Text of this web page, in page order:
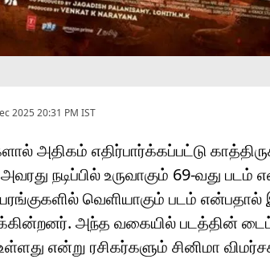
2025 20:31 PM IST
அதிகம் எதிர்பார்க்கப்பட்டு
நடிப்பில் உருவாகும் 69-வது படம்
வெளியாகும் படம்
அந்த வகையில் படத்தின்
என்று ரசிகர்களும் சினிமா